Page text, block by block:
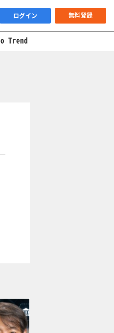
ログイン 無料登録
Trend